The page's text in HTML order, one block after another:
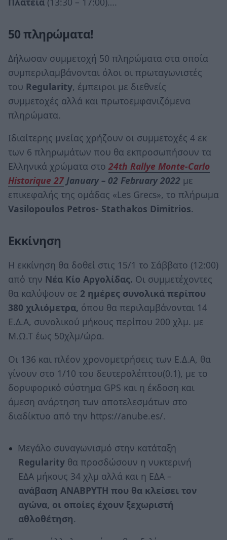
50 πληρώματα!
Δήλωσαν συμμετοχή 50 πληρώματα στα οποία
συμπεριλαμβάνονται όλοι οι πρωταγωνιστές
του Regularity, έμπειροι με διεθνείς
συμμετοχές αλλά και πρωτοεμφανιζόμενα
πληρώματα.
Ιδιαίτερης μνείας χρήζουν οι συμμετοχές 4 εκ
των 6 πληρωμάτων που θα εκπροσωπήσουν τα
Ελληνικά χρώματα στο 24th Rallye Monte-Carlo
Historique 27 January – 02 February 2022 με
επικεφαλής της ομάδας «Les Grecs», το πλήρωμα
Vasilopoulos Petros- Stathakos Dimitrios.
Εκκίνηση
H εκκίνηση θα δοθεί στις 15/1 το Σάββατο (12:00)
από την Νέα Κίο Αργολίδας. Οι συμμετέχοντες
θα καλύψουν σε 2 ημέρες συνολικά περίπου
380 χιλιόμετρα, όπου θα περιλαμβάνονται 14
Ε.Δ.Α, συνολικού μήκους περίπου 200 χλμ. με
Μ.Ω.Τ έως 50χλμ/ώρα.
Oι 136 και πλέον χρονομετρήσεις των Ε.Δ.Α, θα
γίνουν στο 1/10 του δευτερολέπτου(0.1), με το
δορυφορικό σύστημα GPS και η έκδοση και
άμεση ανάρτηση των αποτελεσμάτων στο
διαδίκτυο από την https://anube.es/.
Μεγάλο συναγωνισμό στην κατάταξη
Regularityθα προσδώσουν η νυκτερινή
ΕΔΑ μήκους 34 χλμ αλλά και η ΕΔΑ –
ανάβαση ΑΝΑΒΡΥΤΗ που θα κλείσει τον
αγώνα, οι οποίες έχουν ξεχωριστή
αθλοθέτηση.